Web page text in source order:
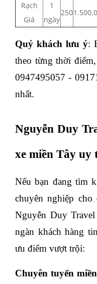
Rạch
Giá
1
ngày
250
Quý khách lưu ý:
theo từng thời
0947495057 -
nhất.
Nguyễn Duy
xe miền Tây uy
Nếu bạn đang tìm
chuyên nghiệp
Nguyễn Duy
ngàn khách hàng
ưu điểm vượt trội:
Chuyên tuyến